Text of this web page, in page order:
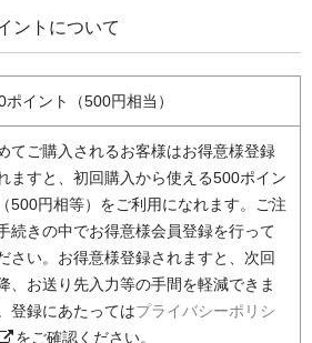
ントについて
ポイント（500円相当）
てご購入されるお客様はお得意様登録
ますと、初回購入から使える500ポイン
500円相等）をご利用になれます。ご注
続きの中でお得意様会員登録を行って
さい。お得意様登録されますと、次回
、お送り先入力等の手間を軽減できま
登録にあたってはプライバシーポリシ
をご確認ください。